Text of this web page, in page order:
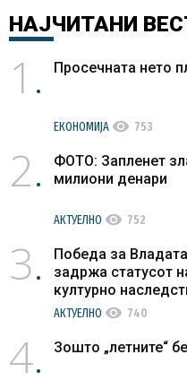
НАЈЧИТАНИ
1 Просечната нето
ЕКОНОМИЈА visibility 753
2
ФОТО: Запленет
милиони денари
АКТУЕЛНО visibility 752
3
Победа за
задржа статусот
културно
АКТУЕЛНО visibility 740
4 Зошто „летните“